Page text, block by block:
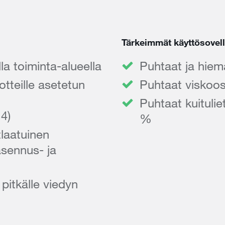
toiminta-alueella
asetetun
ja
viedyn
Tärkeimmät
Puhtaat ja
Puhtaat
Puhtaat
%